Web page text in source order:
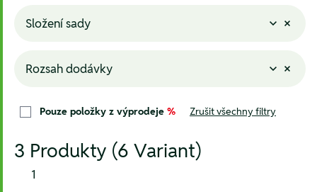
Složení sady
Rozsah dodávky
Pouze položky z výprodeje % Zrušit všechny filtry
3 Produkty (6 Variant)
1